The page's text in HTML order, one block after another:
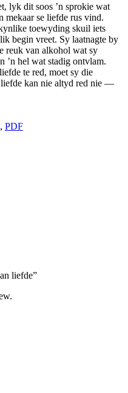
lyk dit soos ’n sprokie wat
se liefde rus vind.
toewyding skuil iets
begin vreet. Sy laatnagte by
reuk van alkohol wat sy
’n hel wat stadig ontvlam.
te red, moet sy die
kan nie altyd red nie —
, PDF
liefde”